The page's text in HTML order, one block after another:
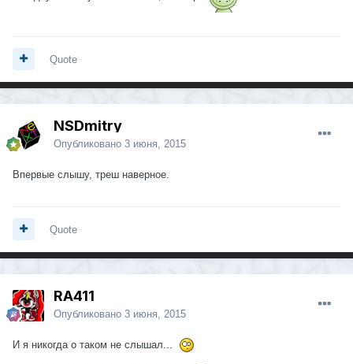
Quote
NSDmitry
Опубликовано 3 июня, 2015
Впервые слышу, треш наверное.
Quote
RA411
Опубликовано 3 июня, 2015
И я никогда о таком не слышал...